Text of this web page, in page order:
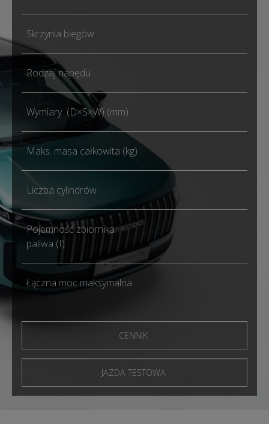
Skrzynia biegów
Rodzaj napędu
Wymiary (D×S×W) (mm)
Maks. masa całkowita (kg)
Liczba cylindrów
Pojemność zbiornika
paliwa (I)
Łączna moc maksymalna
CENNIK
JAZDA TESTOWA